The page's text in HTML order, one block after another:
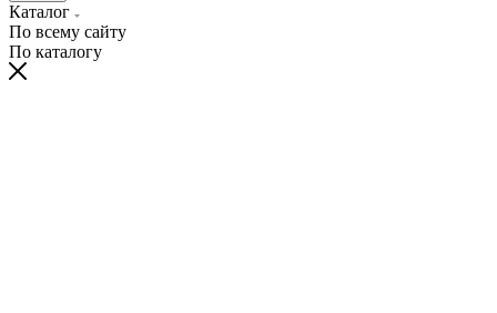
Каталог
По всему сайту
По каталогу